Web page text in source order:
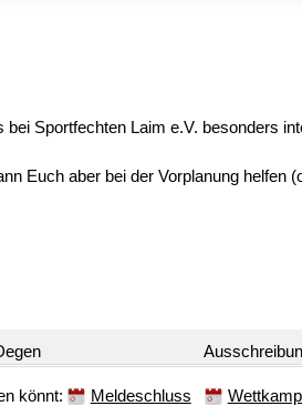
Sportfechten Laim e.V. besonders
Euch aber bei der Vorplanung helfen
könnt: Meldeschluss